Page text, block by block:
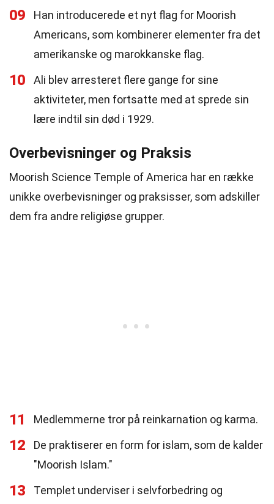
09
Han introducerede et nyt flag for Moorish
Americans, som kombinerer elementer fra det
amerikanske og marokkanske flag.
10
Ali blev arresteret flere gange for sine
aktiviteter, men fortsatte med at sprede sin
lære indtil sin død i 1929.
Overbevisninger og Praksis
Moorish Science Temple of America har en række
unikke overbevisninger og praksisser, som adskiller
dem fra andre religiøse grupper.
11 Medlemmerne tror på reinkarnation og karma.
12
De praktiserer en form for islam, som de kalder
"Moorish Islam."
13
Templet underviser i selvforbedring og